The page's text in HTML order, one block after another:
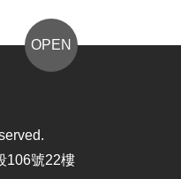
OPEN
106號22樓